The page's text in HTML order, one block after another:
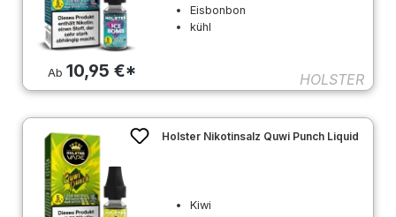
Ab10,95 €*
Eisbonbon
kühl
HOLSTER
Holster Nikotinsalz Quwi Punch Liquid
Kiwi